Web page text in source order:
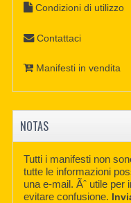
Condizioni di utilizzo
Contattaci
Manifesti in vendita
NOTAS
Tutti i manifesti non
tutte le informazioni
una e-mail. Ãˆ utile per
evitare confusione.